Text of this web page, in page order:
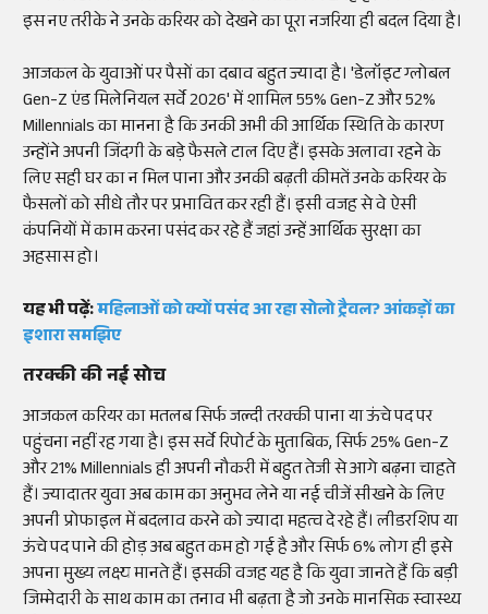
इस नए तरीके ने उनके करियर को देखने का पूरा नजरिया ही बदल दिया है।
आजकल के युवाओं पर पैसों का दबाव बहुत ज्यादा है। 'डेलॉइट ग्लोबल
Gen-Z एंड मिलेनियल सर्वे 2026' में शामिल 55% Gen-Z और 52%
Millennials का मानना है कि उनकी अभी की आर्थिक स्थिति के कारण
उन्होंने अपनी जिंदगी के बड़े फैसले टाल दिए हैं। इसके अलावा रहने के
लिए सही घर का न मिल पाना और उनकी बढ़ती कीमतें उनके करियर के
फैसलों को सीधे तौर पर प्रभावित कर रही हैं। इसी वजह से वे ऐसी
कंपनियों में काम करना पसंद कर रहे हैं जहां उन्हें आर्थिक सुरक्षा का
अहसास हो।
यह भी पढ़ें:महिलाओं को क्यों पसंद आ रहा सोलो ट्रैवल? आंकड़ों का
इशारा समझिए
तरक्की की नई सोच
आजकल करियर का मतलब सिर्फ जल्दी तरक्की पाना या ऊंचे पद पर
पहुंचना नहीं रह गया है। इस सर्वे रिपोर्ट के मुताबिक, सिर्फ 25% Gen-Z
और 21% Millennials ही अपनी नौकरी में बहुत तेजी से आगे बढ़ना चाहते
हैं। ज्यादातर युवा अब काम का अनुभव लेने या नई चीजें सीखने के लिए
अपनी प्रोफाइल में बदलाव करने को ज्यादा महत्व दे रहे हैं। लीडरशिप या
ऊंचे पद पाने की होड़ अब बहुत कम हो गई है और सिर्फ 6% लोग ही इसे
अपना मुख्य लक्ष्य मानते हैं। इसकी वजह यह है कि युवा जानते हैं कि बड़ी
जिम्मेदारी के साथ काम का तनाव भी बढ़ता है जो उनके मानसिक स्वास्थ्य